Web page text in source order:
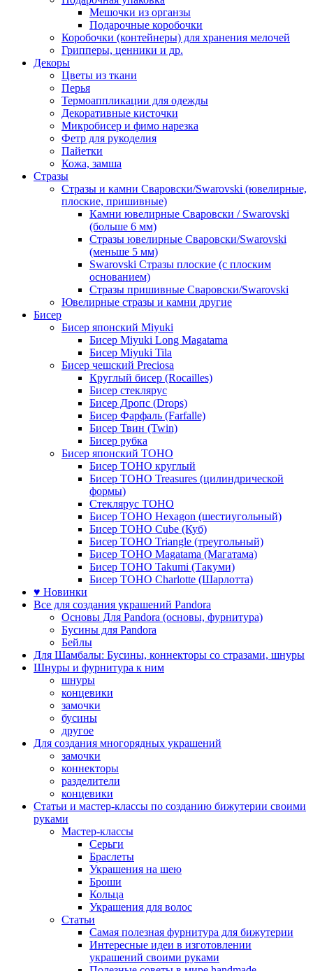
Мешочки из органзы
Подарочные коробочки
Коробочки (контейнеры) для хранения мелочей
Грипперы, ценники и др.
Декоры
Цветы из ткани
Перья
Термоаппликации для одежды
Декоративные кисточки
Микробисер и фимо нарезка
Фетр для рукоделия
Пайетки
Кожа, замша
Стразы
Стразы и камни Сваровски/Swarovski (ювелирные,
плоские, пришивные)
Камни ювелирные Сваровски / Swarovski
(больше 6 мм)
Стразы ювелирные Сваровски/Swarovski
(меньше 5 мм)
Swarovski Стразы плоские (с плоским
основанием)
Стразы пришивные Сваровски/Swarovski
Ювелирные стразы и камни другие
Бисер
Бисер японский Miyuki
Бисер Miyuki Long Magatama
Бисер Miyuki Tila
Бисер чешский Preciosa
Круглый бисер (Rocailles)
Бисер стеклярус
Бисер Дропс (Drops)
Бисер Фарфаль (Farfalle)
Бисер Твин (Twin)
Бисер рубка
Бисер японский TOHO
Бисер TOHO круглый
Бисер TOHO Treasures (цилиндрической
формы)
Стеклярус TOHO
Бисер TOHO Hexagon (шестиугольный)
Бисер TOHO Cube (Куб)
Бисер TOHO Triangle (треугольный)
Бисер TOHO Magatama (Магатама)
Бисер TOHO Takumi (Такуми)
Бисер TOHO Charlotte (Шарлотта)
♥ Новинки
Все для создания украшений Pandora
Основы Для Pandora (основы, фурнитура)
Бусины для Pandora
Бейлы
Для Шамбалы: Бусины, коннекторы со стразами, шнуры
Шнуры и фурнитура к ним
шнуры
концевики
замочки
бусины
другое
Для создания многорядных украшений
замочки
коннекторы
разделители
концевики
Статьи и мастер-классы по созданию бижутерии своими
руками
Мастер-классы
Серьги
Браслеты
Украшения на шею
Броши
Кольца
Украшения для волос
Статьи
Самая полезная фурнитура для бижутерии
Интересные идеи в изготовлении
украшений своими руками